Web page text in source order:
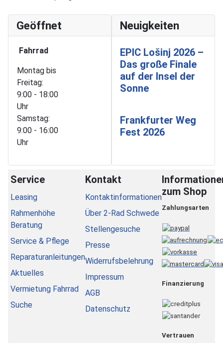
Geöffnet
Fahrrad
Montag bis
Freitag:
9:00 - 18:00
Uhr
Samstag:
9:00 - 16:00
Uhr
Neuigkeiten
EPIC Lošinj 2026 –
Das große Finale
auf der Insel der
Sonne
Frankfurter Weg
Fest 2026
Service
Leasing
Rahmenhöhe
Beratung
Service & Pflege
Reparaturanleitungen
Aktuelles
Vermietung Fahrrad
Suche
Kontakt
Kontaktinformationen
Über 2-Rad Schwede
Stellengesuche
Presse
Widerrufsbelehrung
Impressum
AGB
Datenschutz
zum Shop
Zahlungsarten
Finanzierung
Vertrauen